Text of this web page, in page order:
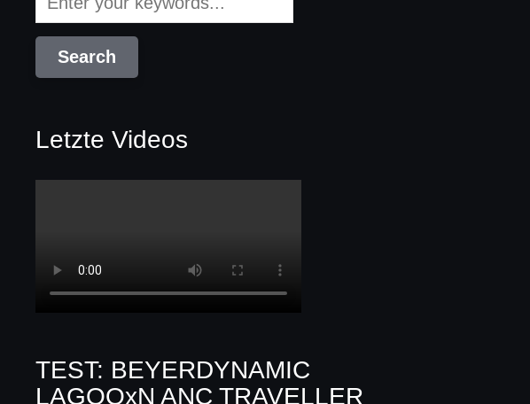
Letzte Videos
TEST: BEYERDYNAMIC
LAGOOxN ANC TRAVELLER